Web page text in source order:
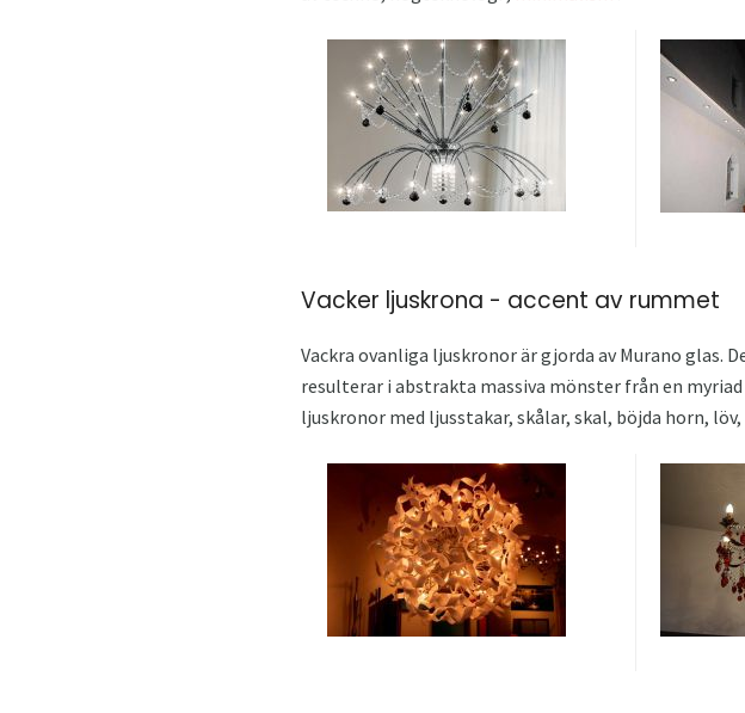
Vacker ljuskrona - accent av rummet
Vackra ovanliga ljuskronor är gjorda av Murano glas.
resulterar i abstrakta massiva mönster från en
ljuskronor med ljusstakar, skålar, skal, böjda horn,